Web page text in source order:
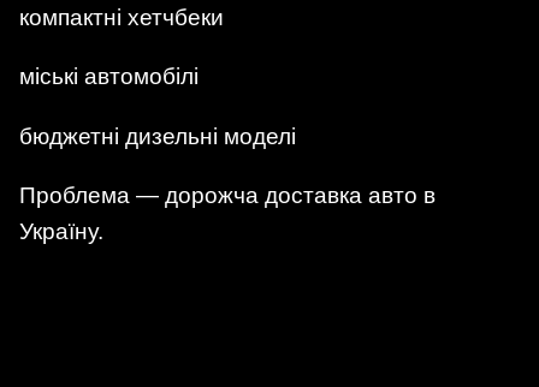
компактні хетчбеки
міські автомобілі
бюджетні дизельні моделі
Проблема — дорожча доставка авто в
Україну.